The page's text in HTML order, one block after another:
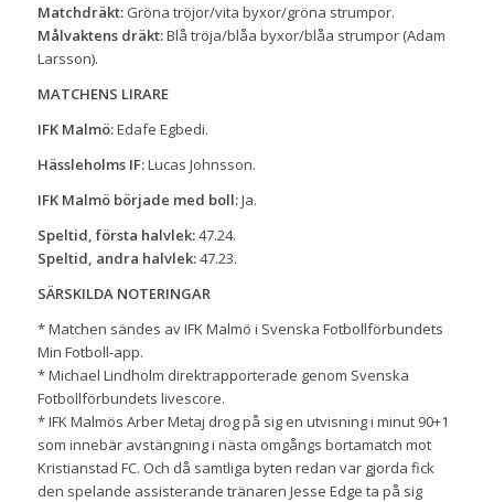
Matchdräkt: Gröna tröjor/vita byxor/gröna strumpor.
Målvaktens dräkt:Blå tröja/blåa byxor/blåa strumpor (Adam
Larsson).
MATCHENS LIRARE
IFK Malmö:Edafe Egbedi.
Hässleholms IF:Lucas Johnsson.
IFK Malmö började med boll:Ja.
Speltid, första halvlek:47.24.
Speltid, andra halvlek:47.23.
SÄRSKILDA NOTERINGAR
* Matchen sändes av IFK Malmö i Svenska Fotbollförbundets
Min Fotboll-app.
* Michael Lindholm direktrapporterade genom Svenska
Fotbollförbundets livescore.
* IFK Malmös Arber Metaj drog på sig en utvisning i minut 90+1
som innebär avstängning i nästa omgångs bortamatch mot
Kristianstad FC. Och då samtliga byten redan var gjorda fick
den spelande assisterande tränaren Jesse Edge ta på sig